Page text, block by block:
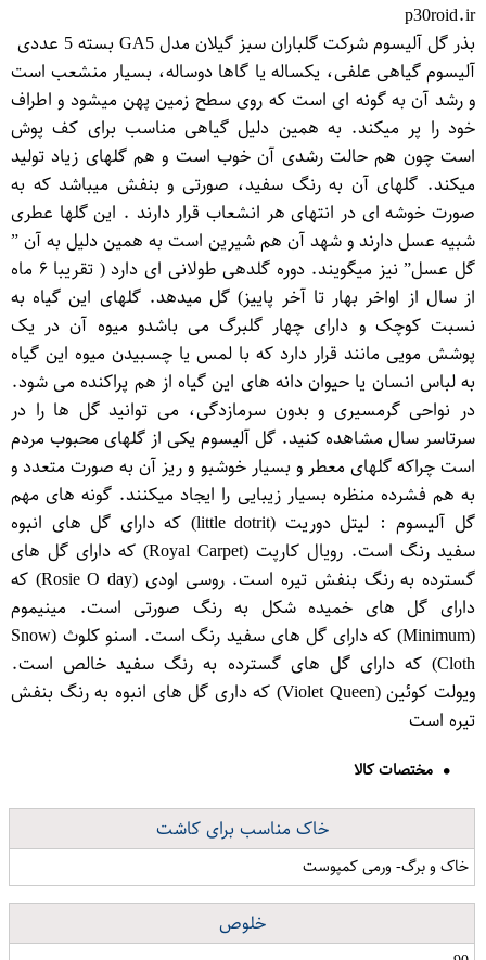
p30roid.ir
بذر گل آلیسوم شرکت گلباران سبز گیلان مدل GA5 بسته 5 عددی
آلیسوم گیاهی علفی، یکساله یا گاها دوساله، بسیار منشعب است
و رشد آن به گونه ای است که روی سطح زمین پهن میشود و اطراف
خود را پر میکند. به همین دلیل گیاهی مناسب برای کف پوش
است چون هم حالت رشدی آن خوب است و هم گلهای زیاد تولید
میکند. گلهای آن به رنگ سفید، صورتی و بنفش میباشد که به
صورت خوشه ای در انتهای هر انشعاب قرار دارند . این گلها عطری
شبیه عسل دارند و شهد آن هم شیرین است به همین دلیل به آن ”
گل عسل” نیز میگویند. دوره گلدهی طولانی ای دارد ( تقریبا ۶ ماه
از سال از اواخر بهار تا آخر پاییز) گل میدهد. گلهای این گیاه به
نسبت کوچک و دارای چهار گلبرگ می باشدو میوه آن در یک
پوشش مویی مانند قرار دارد که با لمس یا چسبیدن میوه این گیاه
به لباس انسان یا حیوان دانه های این گیاه از هم پراکنده می شود.
در نواحی گرمسیری و بدون سرمازدگی، می توانید گل ها را در
سرتاسر سال مشاهده کنید. گل آلیسوم یکی از گلهای محبوب مردم
است چراکه گلهای معطر و بسیار خوشبو و ریز آن به صورت متعدد و
به هم فشرده منظره بسیار زیبایی را ایجاد میکنند. گونه های مهم
گل آلیسوم : لیتل دوریت (little dotrit) که دارای گل های انبوه
سفید رنگ است. رویال کارپت (Royal Carpet) که دارای گل های
گسترده به رنگ بنفش تیره است. روسی اودی (Rosie O day) که
دارای گل های خمیده شکل به رنگ صورتی است. مینیموم
(Minimum) که دارای گل های سفید رنگ است. اسنو کلوث (Snow
Cloth) که دارای گل های گسترده به رنگ سفید خالص است.
ویولت کوئین (Violet Queen) که داری گل های انبوه به رنگ بنفش
تیره است
مختصات کالا
خاک مناسب برای کاشت
خاک و برگ- ورمی کمپوست
خلوص